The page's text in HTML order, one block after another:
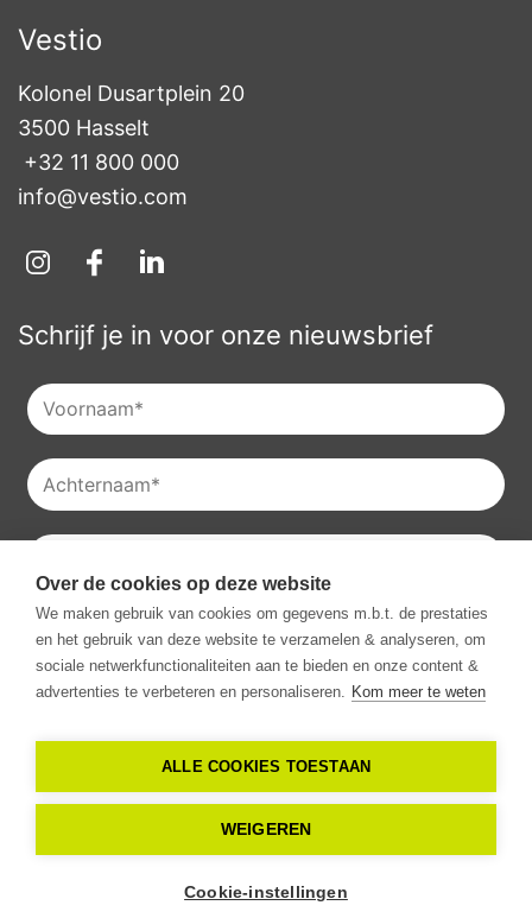
Vestio
Kolonel Dusartplein 20
3500 Hasselt
+32 11 800 000
info@vestio.com
Schrijf je in voor onze nieuwsbrief
Je kan onzeprivacyverklaringraadplegen en je kan je ook
altijd uitschrijven voor onze nieuwsbrieven.
Ik ga akkoord met het ontvangen van communicatie van
Vestio.*
Vestio. Alle rechten
voorbehouden
Privacy verklaring
Over de cookies op deze website
We maken gebruik van cookies om gegevens m.b.t. de prestaties
en het gebruik van deze website te verzamelen & analyseren, om
sociale netwerkfunctionaliteiten aan te bieden en onze content &
advertenties te verbeteren en personaliseren. Kom meer te weten
ALLE COOKIES TOESTAAN
WEIGEREN
Cookie-instellingen